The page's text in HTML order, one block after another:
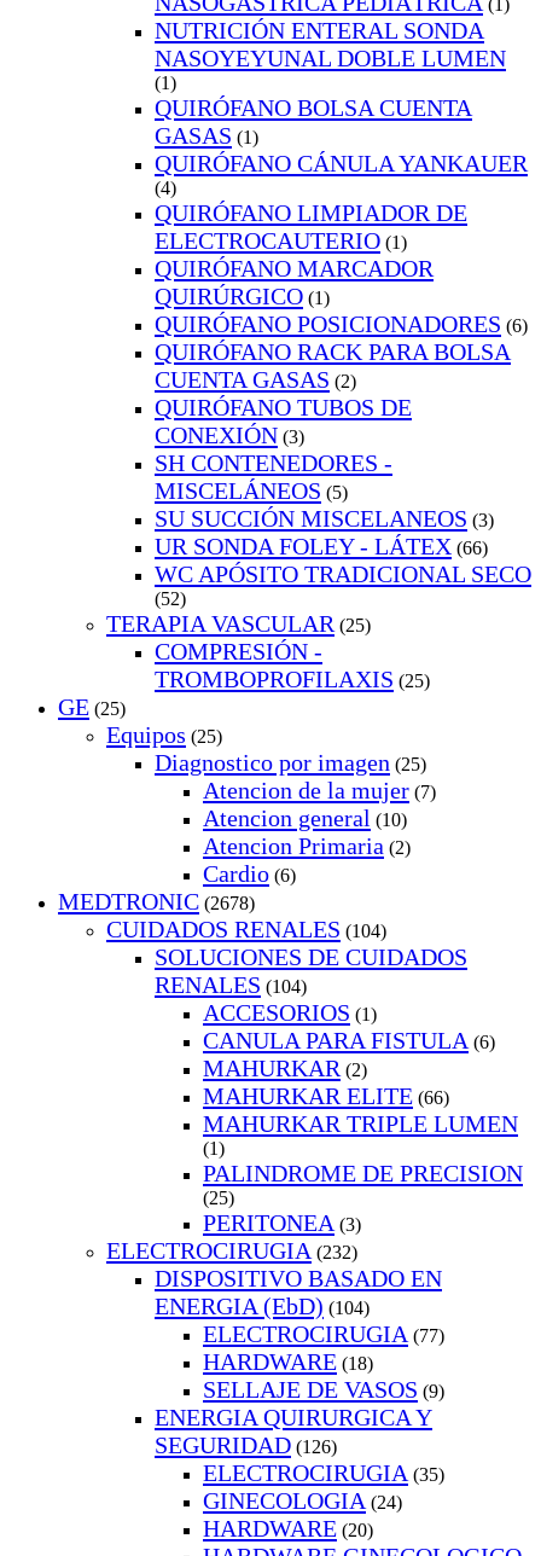
(1)
NUTRICIÓN ENTERAL SONDA
NASOYEYUNAL DOBLE LUMEN
(1)
QUIRÓFANO BOLSA CUENTA
GASAS (1)
QUIRÓFANO CÁNULA YANKAUER
(4)
QUIRÓFANO LIMPIADOR DE
ELECTROCAUTERIO (1)
QUIRÓFANO MARCADOR
QUIRÚRGICO (1)
QUIRÓFANO POSICIONADORES (6)
QUIRÓFANO RACK PARA BOLSA
CUENTA GASAS (2)
QUIRÓFANO TUBOS DE
CONEXIÓN (3)
SH CONTENEDORES -
MISCELÁNEOS (5)
SU SUCCIÓN MISCELANEOS (3)
UR SONDA FOLEY - LÁTEX (66)
WC APÓSITO TRADICIONAL SECO
(52)
TERAPIA VASCULAR (25)
COMPRESIÓN -
TROMBOPROFILAXIS (25)
GE (25)
Equipos (25)
Diagnostico por imagen (25)
Atencion de la mujer (7)
Atencion general (10)
Atencion Primaria (2)
Cardio (6)
MEDTRONIC (2678)
CUIDADOS RENALES (104)
SOLUCIONES DE CUIDADOS
RENALES (104)
ACCESORIOS (1)
CANULA PARA FISTULA (6)
MAHURKAR (2)
MAHURKAR ELITE (66)
MAHURKAR TRIPLE LUMEN
(1)
PALINDROME DE PRECISION
(25)
PERITONEA (3)
ELECTROCIRUGIA (232)
DISPOSITIVO BASADO EN
ENERGIA (EbD) (104)
ELECTROCIRUGIA (77)
HARDWARE (18)
SELLAJE DE VASOS (9)
ENERGIA QUIRURGICA Y
SEGURIDAD (126)
ELECTROCIRUGIA (35)
GINECOLOGIA (24)
HARDWARE (20)